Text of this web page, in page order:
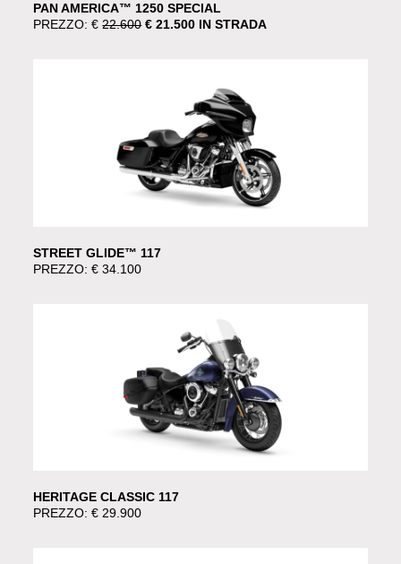
PAN AMERICA™ 1250 SPECIAL
PREZZO: €22.600 € 21.500 IN STRADA
STREET GLIDE™ 117
PREZZO: € 34.100
HERITAGE CLASSIC 117
PREZZO: € 29.900